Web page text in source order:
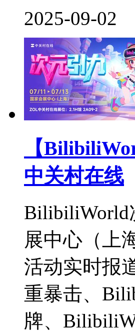
2025-09-02
【
中关村在线
BilibiliWorld
展中心（上
活动实时报
重暴击、
牌、